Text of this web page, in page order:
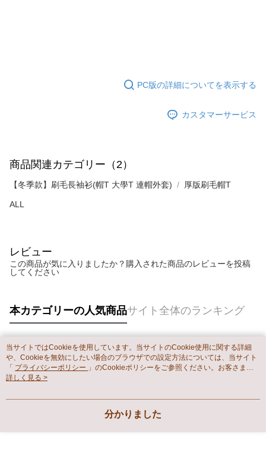
PC版の詳細についてを表示する
カスタマーサービス
商品関連カテゴリー（2）
【冬季款】刷毛長袖衫(帽T 大學T 連帽外套) 厚版刷毛帽T
ALL
レビュー
この商品が気に入りましたか？購入された商品のレビューを投稿
してください
本カテゴリーの人気商品サイト全体のランキング
人気タグ
当サイトではCookieを使用しています。当サイトのCookie使用に関する詳細
や、Cookieを無効にしたい場合のブラウザでの設定方法については、当サイト
「 プライバシーポリシー 」のCookieポリシーをご参照ください。お客さま
が、当サイトを引き続き使用される場合、当社がサイト利用規約のCookieポリ
詳しく見る >
分かりました